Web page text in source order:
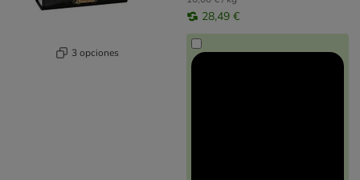
3 opciones
28,49 €